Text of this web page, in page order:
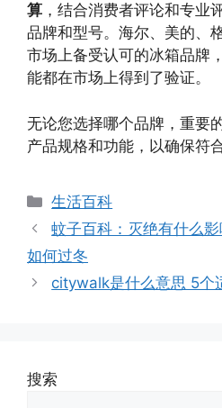
算 ，结合消费者评论和专业
品牌和型号。海尔、美的、
市场上备受认可的冰箱品牌
能都在市场上得到了验证。
无论您选择哪个品牌，重要
产品规格和功能，以确保符
分
类
生活百科
蚊子百科：灭绝有什么
如何过冬
citywalk是什么意思 5个
搜索